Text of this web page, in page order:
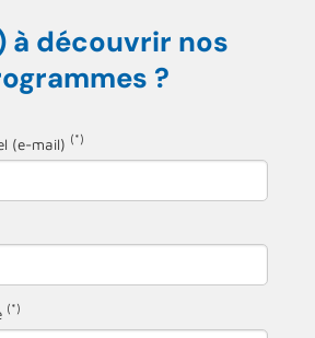
à découvrir nos
?
(e-mail) (*)
(*)